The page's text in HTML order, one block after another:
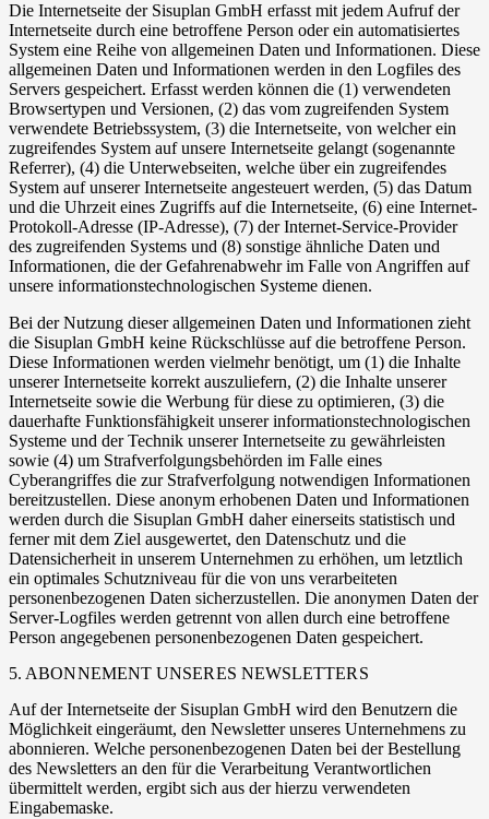
Die Internetseite der Sisuplan GmbH erfasst mit jedem Aufruf der
Internetseite durch eine betroffene Person oder ein automatisiertes
System eine Reihe von allgemeinen Daten und Informationen. Diese
allgemeinen Daten und Informationen werden in den Logfiles des
Servers gespeichert. Erfasst werden können die (1) verwendeten
Browsertypen und Versionen, (2) das vom zugreifenden System
verwendete Betriebssystem, (3) die Internetseite, von welcher ein
zugreifendes System auf unsere Internetseite gelangt (sogenannte
Referrer), (4) die Unterwebseiten, welche über ein zugreifendes
System auf unserer Internetseite angesteuert werden, (5) das Datum
und die Uhrzeit eines Zugriffs auf die Internetseite, (6) eine Internet-
Protokoll-Adresse (IP-Adresse), (7) der Internet-Service-Provider
des zugreifenden Systems und (8) sonstige ähnliche Daten und
Informationen, die der Gefahrenabwehr im Falle von Angriffen auf
unsere informationstechnologischen Systeme dienen.
Bei der Nutzung dieser allgemeinen Daten und Informationen zieht
die Sisuplan GmbH keine Rückschlüsse auf die betroffene Person.
Diese Informationen werden vielmehr benötigt, um (1) die Inhalte
unserer Internetseite korrekt auszuliefern, (2) die Inhalte unserer
Internetseite sowie die Werbung für diese zu optimieren, (3) die
dauerhafte Funktionsfähigkeit unserer informationstechnologischen
Systeme und der Technik unserer Internetseite zu gewährleisten
sowie (4) um Strafverfolgungsbehörden im Falle eines
Cyberangriffes die zur Strafverfolgung notwendigen Informationen
bereitzustellen. Diese anonym erhobenen Daten und Informationen
werden durch die Sisuplan GmbH daher einerseits statistisch und
ferner mit dem Ziel ausgewertet, den Datenschutz und die
Datensicherheit in unserem Unternehmen zu erhöhen, um letztlich
ein optimales Schutzniveau für die von uns verarbeiteten
personenbezogenen Daten sicherzustellen. Die anonymen Daten der
Server-Logfiles werden getrennt von allen durch eine betroffene
Person angegebenen personenbezogenen Daten gespeichert.
5. ABONNEMENT UNSERES NEWSLETTERS
Auf der Internetseite der Sisuplan GmbH wird den Benutzern die
Möglichkeit eingeräumt, den Newsletter unseres Unternehmens zu
abonnieren. Welche personenbezogenen Daten bei der Bestellung
des Newsletters an den für die Verarbeitung Verantwortlichen
übermittelt werden, ergibt sich aus der hierzu verwendeten
Eingabemaske.